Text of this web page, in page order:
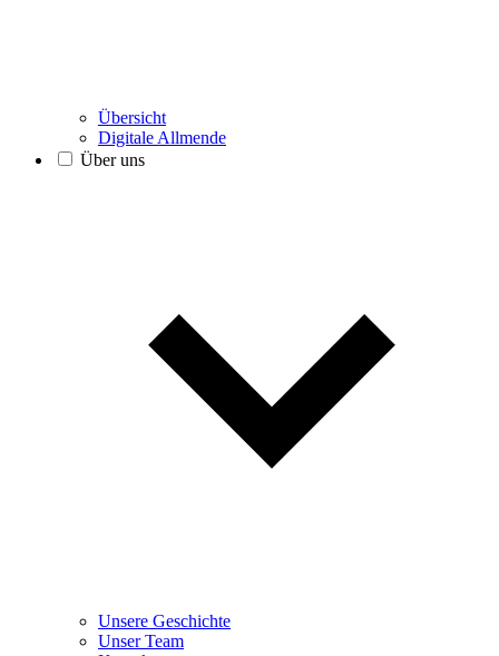
Übersicht
Digitale Allmende
Über uns
Unsere Geschichte
Unser Team